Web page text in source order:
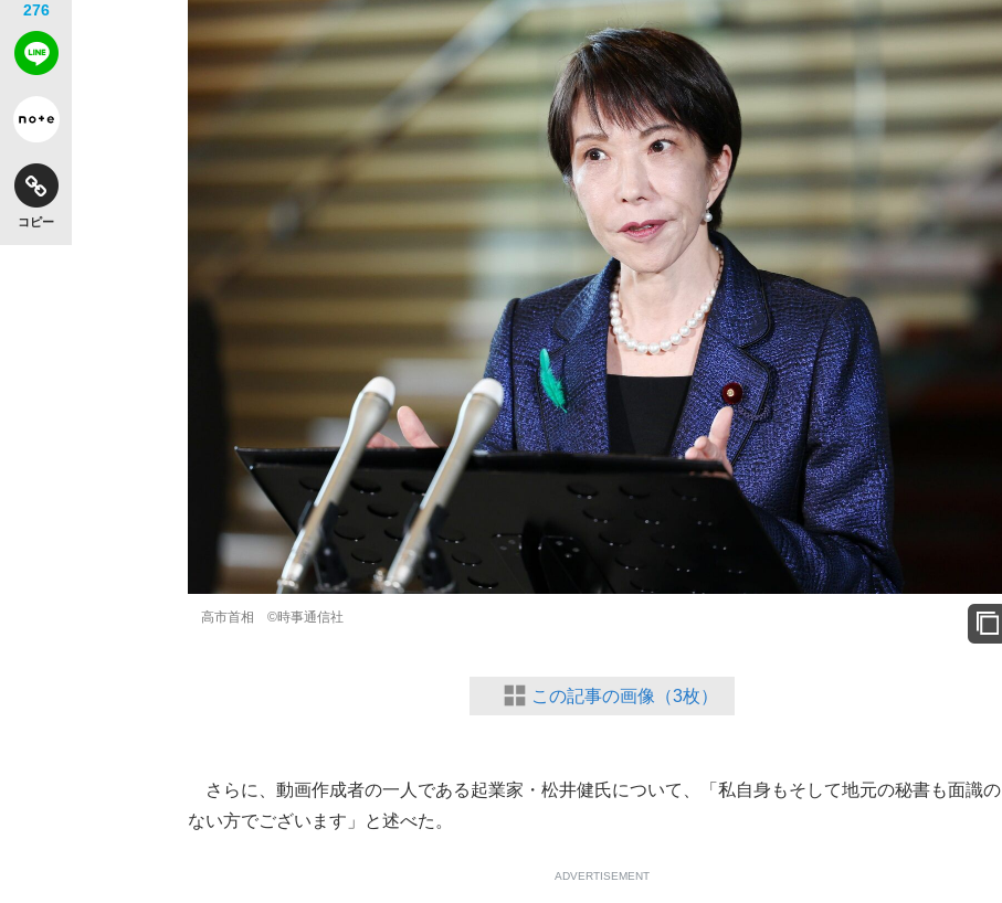
276
コピー
高市首相 ©時事通信社
この記事の画像（3枚）
さらに、動画作成者の一人である起業家・松井健氏について、「私自身もそして地元の秘書も面識の
ない方でございます」と述べた。
ADVERTISEMENT